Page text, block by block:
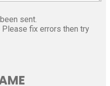
sent.
fix errors then try